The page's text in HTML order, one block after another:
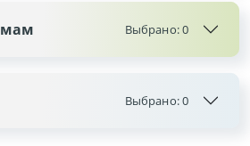
Выбрано:0
Выбрано:0